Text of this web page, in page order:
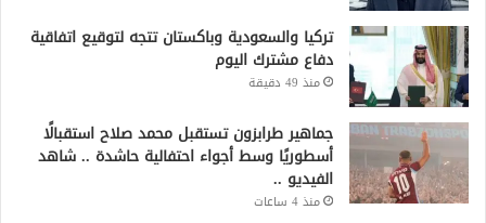
تركيا والسعودية وباكستان تتجه لتوقيع اتفاقية
دفاع مشترك اليوم
منذ 49 دقيقة
جماهير طرابزون تستقبل محمد صلاح استقبالًا
أسطوريًا وسط أجواء احتفالية حاشدة .. شاهد
الفيديو ..
منذ 4 ساعات